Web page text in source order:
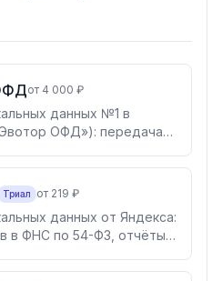
от 4 000 ₽
данных №1 в
ОФД»): передача
ККТ, мониторинг
сервисов — ЭДО,
электронная
Триал от 219 ₽
данных от Яндекса:
в ФНС по 54-ФЗ, отчёты
накопителя и